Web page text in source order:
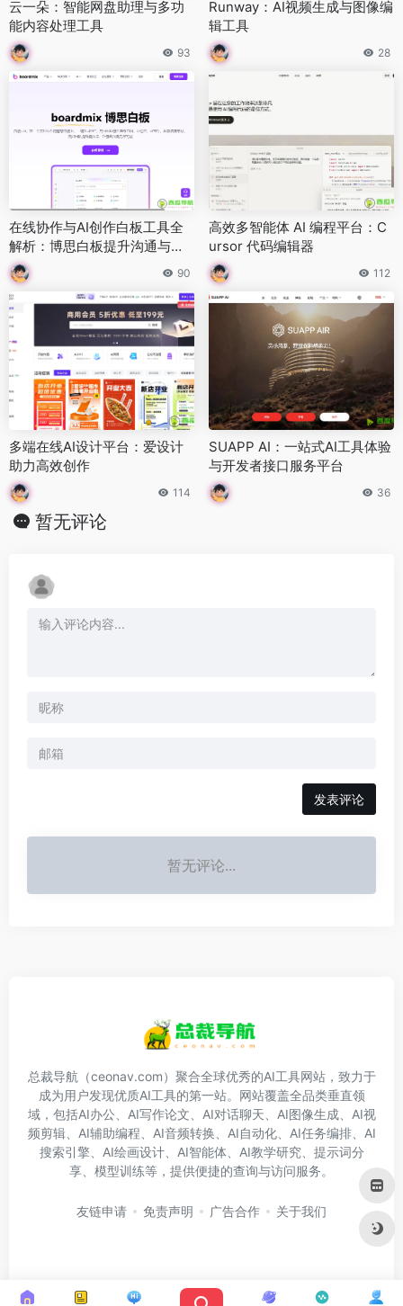
云一朵：智能网盘助理与多功
能内容处理工具
93
Runway：AI视频生成与图像编
辑工具
28
在线协作与AI创作白板工具全
解析：博思白板提升沟通与创
意效率
90
高效多智能体 AI 编程平台：C
ursor 代码编辑器
112
多端在线AI设计平台：爱设计
助力高效创作
114
SUAPP AI：一站式AI工具体验
与开发者接口服务平台
36
暂无评论
发表评论
暂无评论...
总裁导航（ceonav.com）聚合全球优秀的AI工具网站，致力于
成为用户发现优质AI工具的第一站。网站覆盖全品类垂直领
域，包括AI办公、AI写作论文、AI对话聊天、AI图像生成、AI视
频剪辑、AI辅助编程、AI音频转换、AI自动化、AI任务编排、AI
搜索引擎、AI绘画设计、AI智能体、AI教学研究、提示词分
享、模型训练等，提供便捷的查询与访问服务。
友链申请 免责声明 广告合作 关于我们
Copyright © 2026